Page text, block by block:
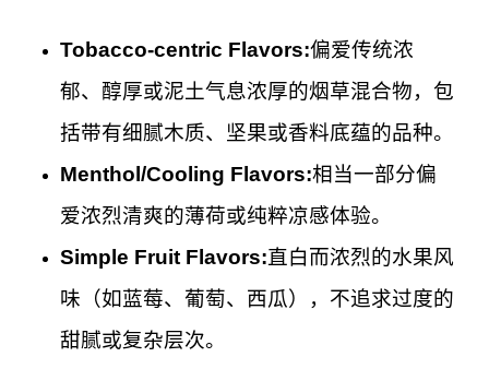
Tobacco-centric Flavors:偏爱传统浓
郁、醇厚或泥土气息浓厚的烟草混合物，包
括带有细腻木质、坚果或香料底蕴的品种。
Menthol/Cooling Flavors:相当一部分偏
爱浓烈清爽的薄荷或纯粹凉感体验。
Simple Fruit Flavors:直白而浓烈的水果风
味（如蓝莓、葡萄、西瓜），不追求过度的
甜腻或复杂层次。